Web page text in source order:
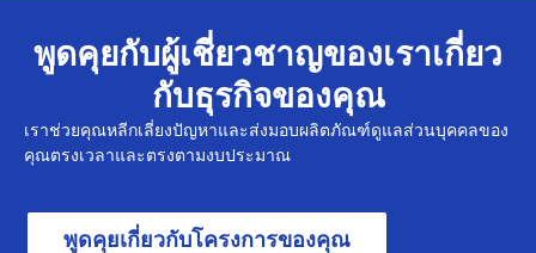
พูดคุยกับผู้เชี่ยวชาญของเราเกี่ยว
กับธุรกิจของคุณ
เราช่วยคุณหลีกเลี่ยงปัญหาและส่งมอบผลิตภัณฑ์ดูแลส่วนบุคคลของ
คุณตรงเวลาและตรงตามงบประมาณ
พูดคุยเกี่ยวกับโครงการของคุณ